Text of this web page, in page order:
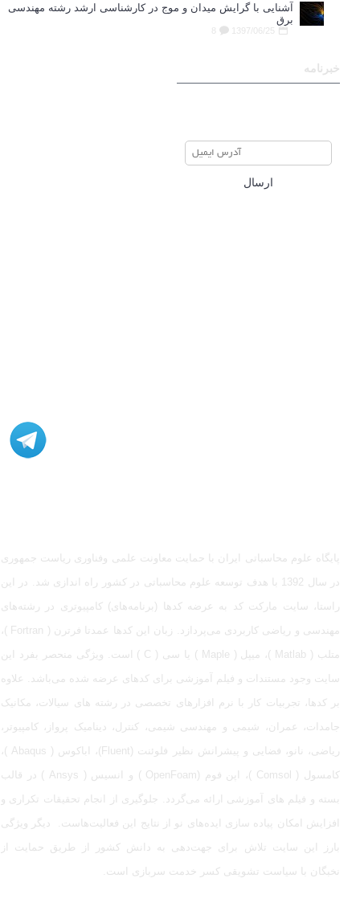
آشنایی با گرایش میدان و موج در کارشناسی ارشد رشته مهندسی
برق
1397/06/25
خبرنامه
ارسال
پایگاه علوم محاسباتی ایران با حمایت معاونت علمی وفناوری ریاست جمهوری
در سال 1392 با هدف توسعه علوم محاسباتی در کشور راه اندازی شد. در این
راستا، سایت مارکت کد به عرضه کدها (برنامه‌های) کامپیوتری در رشته‌های
مهندسی و ریاضی کاربردی می‌پردازد. زبان این کدها عمدتا فرترن ( Fortran )،
متلب ( Matlab )، میپل ( Maple ) یا سی ( C ) است. ویژگی منحصر بفرد این
سایت وجود مستندات و فیلم آموزشی برای کدهای عرضه شده می‌باشد. علاوه
بر کدها، تجربیات کار با نرم افزارهای تخصصی در رشته های سیالات، مکانیک
جامدات، عمران، شیمی و مهندسی شیمی، کنترل، دینامیک پرواز، کامپیوتر،
ریاضی، نانو، فضایی و پیشرانش نظیر فلوئنت (Fluent)، اباکوس ( Abaqus )،
کامسول ( Comsol )، اپن فوم (OpenFoam ) و انسیس ( Ansys ) در قالب
بسته‌ و فیلم های آموزشی ارائه می‌گردد. جلوگیری از انجام تحقیقات تکراری و
افزایش امکان پیاده سازی ایده‌های نو از نتایج این فعالیت‌هاست. دیگر ویژگی
بارز این سایت تلاش برای جهت‌دهی به دانش کشور از طریق حمایت از
نخبگان با سیاست تشویقی کسر خدمت سربازی است.